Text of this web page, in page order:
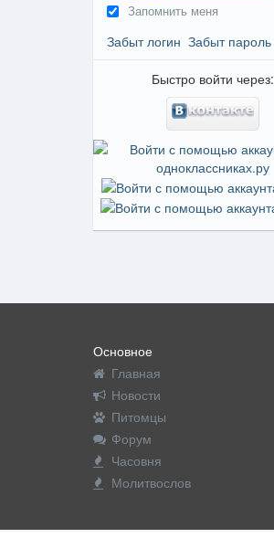
Запомнить меня
Забыт логин Забыт пароль
Быстро войти через:
Основное
Главная
Новости
Питомцы
Форум
Часовня
Молитвослов